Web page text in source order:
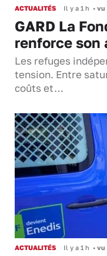
ACTUALITÉS Il y a 1 h • vu
GARD La
renforce son
Les refuges
tension. Entre
coûts et…
ACTUALITÉS Il y a 1 h • vu